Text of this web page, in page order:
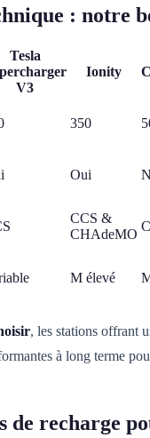
: notre
Tesla
V3
Ionity
350
Oui
CCS &
CHAdeMO
M élevé
, les stations offrant
à long terme
de recharge